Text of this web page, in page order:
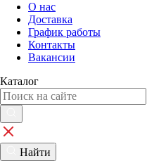
О нас
Доставка
График работы
Контакты
Вакансии
Каталог
Найти